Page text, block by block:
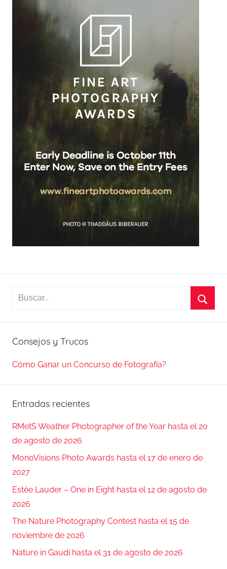
Buscar:
Consejos y Trucos
Cómo Ganar un Concurso de Fotografía?
Entradas recientes
RMetS Weather Photographer of the Year hasta el 20
de agosto de 2026
MonoVisions Photo Awards hasta el 17 de enero de
2027
Estée Lauder – One in Eight hasta el 12 de agosto de
2026
The Nature Photography Contest hasta el 15 de
noviembre de 2026
Nature in Gaudí hasta el 31 de agosto de 2026